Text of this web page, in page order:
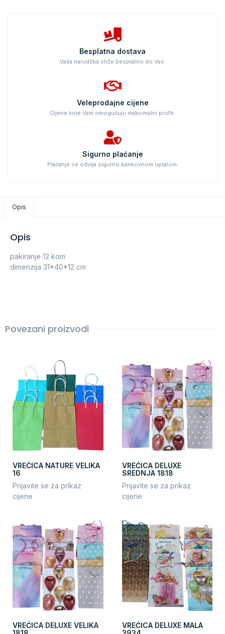
Besplatna dostava
Vaša narudžba stiže besplatno do Vas.
Veleprodajne cijene
Cijene koje Vam omogućuju maksimalni profit.
Sigurno plaćanje
Plaćanje se odvija sigurno bankovnom uplatom.
Opis
Opis
pakiranje 12 kom
dimenzija 31*40*12 cm
Povezani proizvodi
VREĆICA NATURE VELIKA
16
Prijavite se za prikaz
cijene
VREĆICA DELUXE
SREDNJA 1818
Prijavite se za prikaz
cijene
VREĆICA DELUXE VELIKA
VREĆICA DELUXE MALA